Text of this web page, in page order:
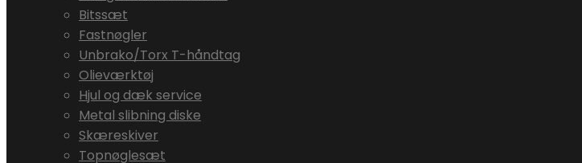
Bitssæt
Fastnøgler
Unbrako/Torx T-håndtag
Olieværktøj
Hjul og dæk service
Metal slibning diske
Skæreskiver
Topnøglesæt